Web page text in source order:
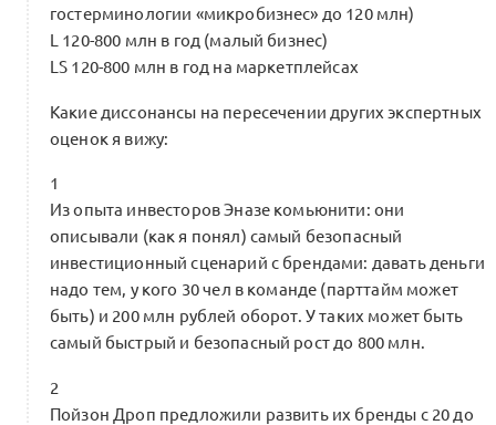
гостерминологии «микробизнес» до 120 млн)
L 120-800 млн в год (малый бизнес)
LS 120-800 млн в год на маркетплейсах
Какие диссонансы на пересечении других экспертных
оценок я вижу:
1
Из опыта инвесторов Эназе комьюнити: они
описывали (как я понял) самый безопасный
инвестиционный сценарий с брендами: давать деньги
надо тем, у кого 30 чел в команде (парттайм может
быть) и 200 млн рублей оборот. У таких может быть
самый быстрый и безопасный рост до 800 млн.
2
Пойзон Дроп предложили развить их бренды с 20 до